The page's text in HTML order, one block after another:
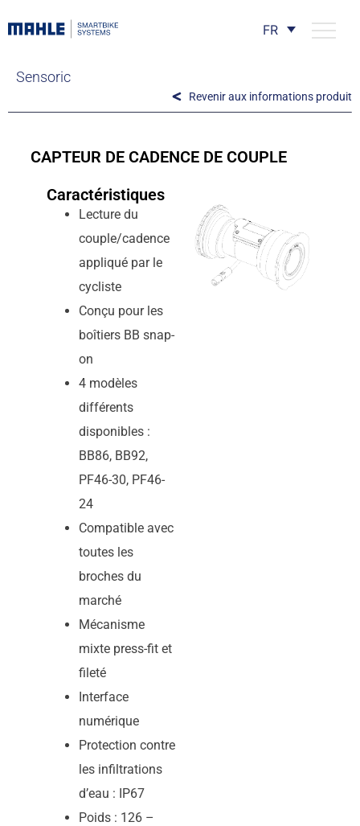
FR
Sensoric
Revenir aux informations produit
CAPTEUR DE CADENCE DE COUPLE
Caractéristiques
Lecture du
couple/cadence
appliqué par le
cycliste
Conçu pour les
boîtiers BB snap-
on
4 modèles
différents
disponibles :
BB86, BB92,
PF46-30, PF46-
24
Compatible avec
toutes les
broches du
marché
Mécanisme
mixte press-fit et
fileté
Interface
numérique
Protection contre
les infiltrations
d’eau : IP67
Poids : 126 –